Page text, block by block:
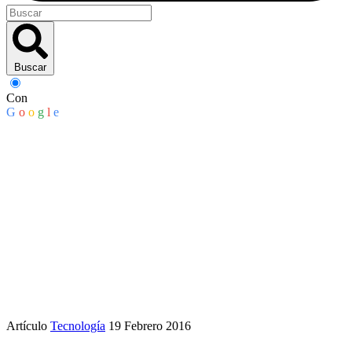
Buscar
Con
G o o g l e
Artículo Tecnología 19 Febrero 2016